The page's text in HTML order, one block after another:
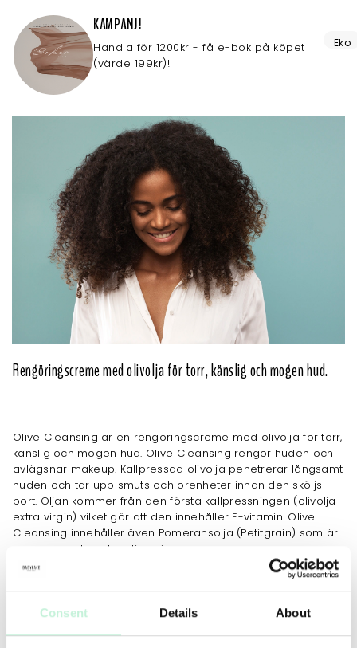
Consent Details About
KAMPANJ!
Handla för 1200kr - få e-bok på köpet
(värde 199kr)!
Eko
Rengöringscreme med olivolja för torr, känslig och mogen hud.
Olive Cleansing är en rengöringscreme med olivolja för torr,
känslig och mogen hud. Olive Cleansing rengör huden och
avlägsnar makeup. Kallpressad olivolja penetrerar långsamt
huden och tar upp smuts och orenheter innan den sköljs
bort. Oljan kommer från den första kallpressningen (olivolja
extra virgin) vilket gör att den innehåller E-vitamin. Olive
Cleansing innehåller även Pomeransolja (Petitgrain) som är
balanserande och antiseptisk.
JOBBAR MOT
Ökad fukt Känslighet & rodnad